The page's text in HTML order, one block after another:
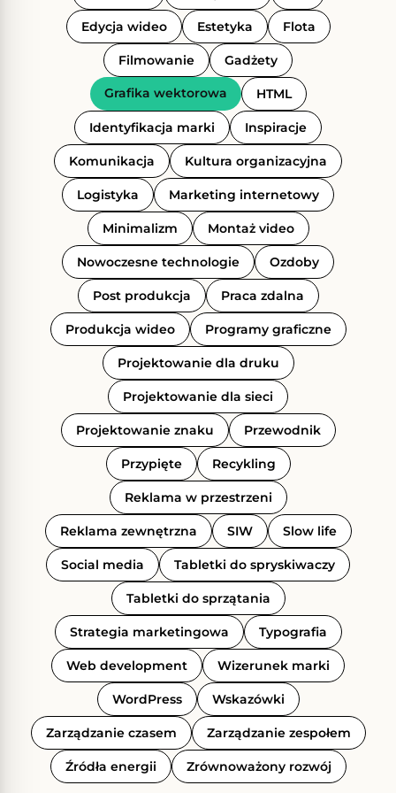
Edycja wideo Estetyka Flota
Filmowanie Gadżety
Grafika wektorowa HTML
Identyfikacja marki Inspiracje
Komunikacja Kultura organizacyjna
Logistyka Marketing internetowy
Minimalizm Montaż video
Nowoczesne technologie Ozdoby
Post produkcja Praca zdalna
Produkcja wideo Programy graficzne
Projektowanie dla druku
Projektowanie dla sieci
Projektowanie znaku Przewodnik
Przypięte Recykling
Reklama w przestrzeni
Reklama zewnętrzna SIW Slow life
Social media Tabletki do spryskiwaczy
Tabletki do sprzątania
Strategia marketingowa Typografia
Web development Wizerunek marki
WordPress Wskazówki
Zarządzanie czasem Zarządzanie zespołem
Źródła energii Zrównoważony rozwój